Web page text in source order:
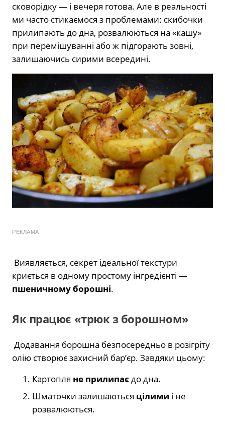
сковорідку — і вечеря готова. Але в реальності
ми часто стикаємося з проблемами: скибочки
прилипають до дна, розвалюються на «кашу»
при перемішуванні або ж підгорають зовні,
залишаючись сирими всередині.
РЕКЛАМА
Виявляється, секрет ідеальної текстури
криється в одному простому інгредієнті —
пшеничному борошні.
Як працює «трюк з борошном»
Додавання борошна безпосередньо в розігріту
олію створює захисний бар’єр. Завдяки цьому:
Картопля не прилипаєдо дна.
Шматочки залишаються цілими і не
розвалюються.